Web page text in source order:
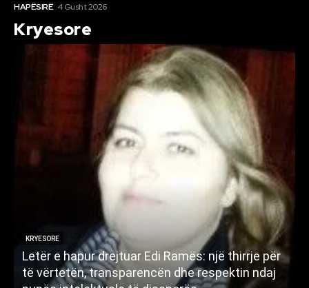
HAPËSIRË 4 Gusht 2026
Kryesore
KRYESORE
Letër e hapur drejtuar Edi Ramës: një thirrje për
të vërtetën, transparencën dhe respektin ndaj